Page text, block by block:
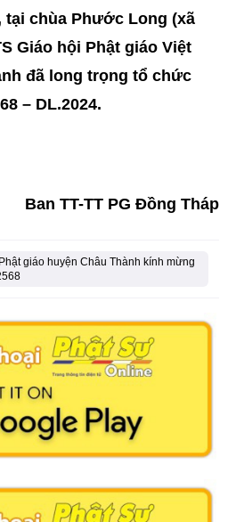
tại chùa Phước Long (xã
Giáo hội Phật giáo Việt
đã long trọng tổ chức
– DL.2024.
Ban TT-TT PG Đồng Tháp
giáo huyện Châu Thành kính mừng